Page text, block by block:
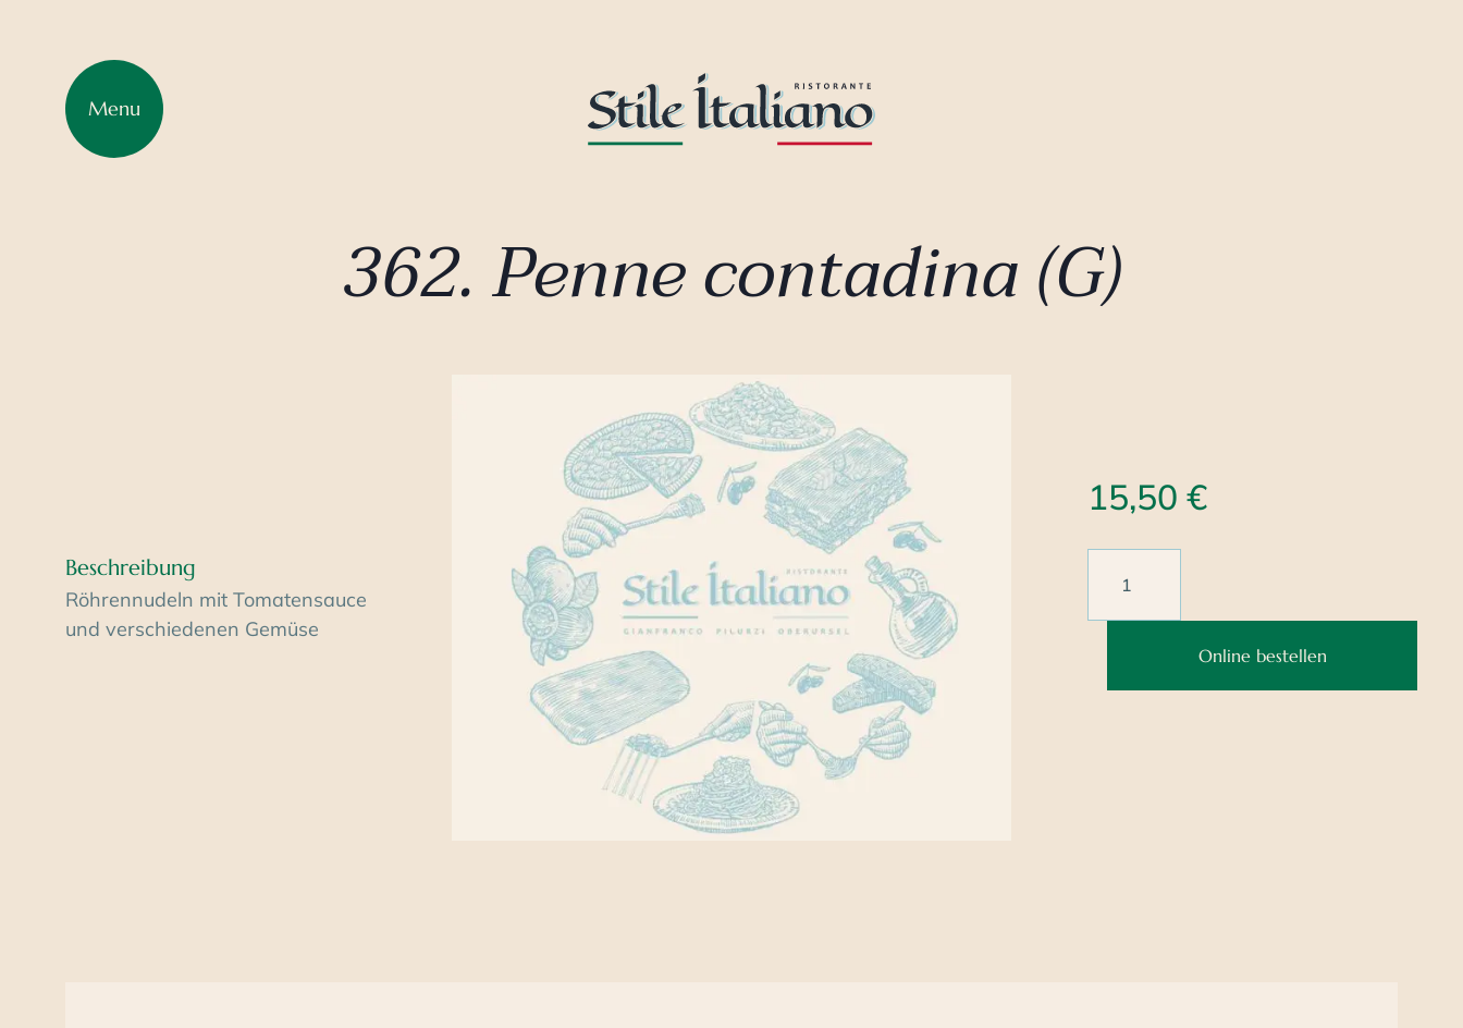
Menu
362. Penne contadina (G)
Beschreibung
Röhrennudeln mit Tomatensauce
und verschiedenen Gemüse
15,50€
Online bestellen